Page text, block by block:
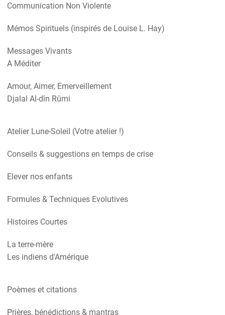
Communication Non Violente
Mémos Spirituels (inspirés de Louise L. Hay)
Messages Vivants
A Méditer
Amour, Aimer, Emerveillement
Djalal Al-dîn Rûmi
Atelier Lune-Soleil (Votre atelier !)
Conseils & suggestions en temps de crise
Elever nos enfants
Formules & Techniques Evolutives
Histoires Courtes
La terre-mère
Les indiens d'Amérique
Poèmes et citations
Prières, bénédictions & mantras